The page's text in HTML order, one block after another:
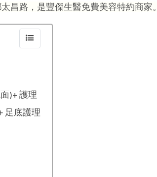
昌路，是豐傑生醫免費美容特約商家。
)+ 護理
足底護理